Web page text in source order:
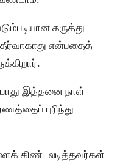
கருத்து
என்பதைத்
இத்தனை நாள்
புரிந்து
கிண்டலடித்தவர்கள்